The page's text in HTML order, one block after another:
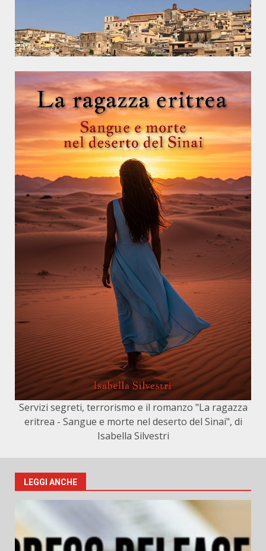
Servizi segreti, terrorismo e il romanzo "La ragazza
eritrea - Sangue e morte nel deserto del Sinai", di
Isabella Silvestri
LEGGI ANCHE